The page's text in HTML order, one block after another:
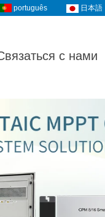
português 日本語
с нами